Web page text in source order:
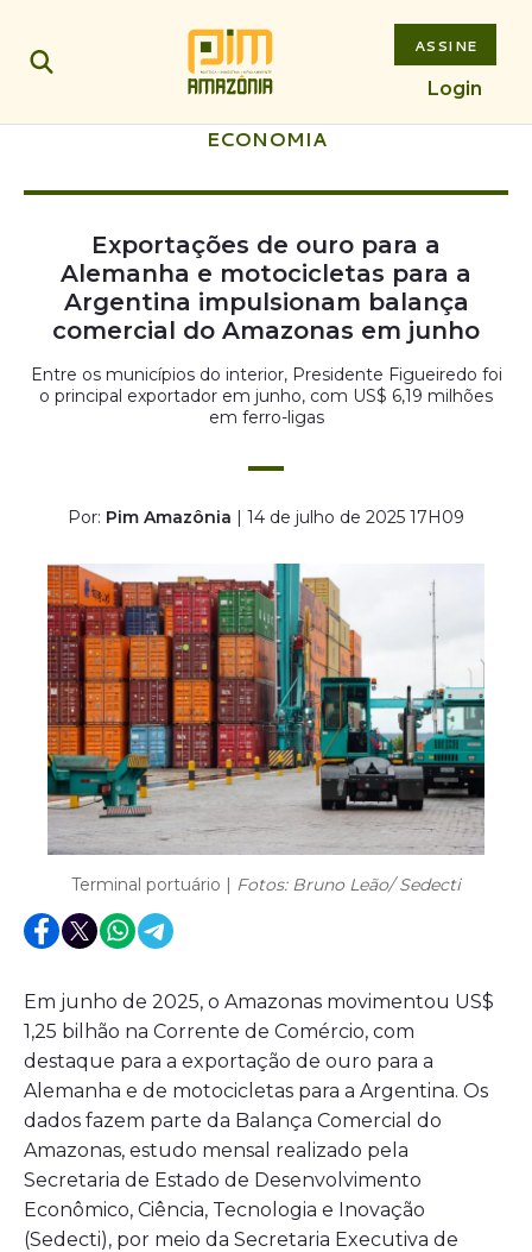
ASSINE
Login
ECONOMIA
Exportações de ouro para a
Alemanha e motocicletas para a
Argentina impulsionam balança
comercial do Amazonas em junho
Entre os municípios do interior, Presidente Figueiredo foi
o principal exportador em junho, com US$ 6,19 milhões
em ferro-ligas
Por: Pim Amazônia | 14 de julho de 2025 17H09
Terminal portuário | Fotos: Bruno Leão/ Sedecti
Em junho de 2025, o Amazonas movimentou US$
1,25 bilhão na Corrente de Comércio, com
destaque para a exportação de ouro para a
Alemanha e de motocicletas para a Argentina. Os
dados fazem parte da Balança Comercial do
Amazonas, estudo mensal realizado pela
Secretaria de Estado de Desenvolvimento
Econômico, Ciência, Tecnologia e Inovação
(Sedecti), por meio da Secretaria Executiva de